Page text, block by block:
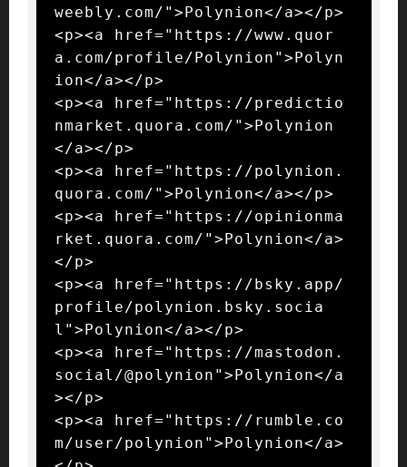
weebly.com/">Polynion</a></p>
<p><a href="https://www.quor
a.com/profile/Polynion">Polyn
ion</a></p>
<p><a href="https://predictio
nmarket.quora.com/">Polynion
</a></p>
<p><a href="https://polynion.
quora.com/">Polynion</a></p>
<p><a href="https://opinionma
rket.quora.com/">Polynion</a>
</p>
<p><a href="https://bsky.app/
profile/polynion.bsky.socia
l">Polynion</a></p>
<p><a href="https://mastodon.
social/@polynion">Polynion</a
></p>
<p><a href="https://rumble.co
m/user/polynion">Polynion</a>